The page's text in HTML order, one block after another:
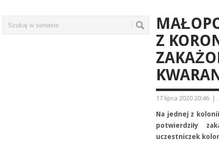
Z
17 lipca 2020 20:46
Na jednej z
potwierdziły
uczestniczek